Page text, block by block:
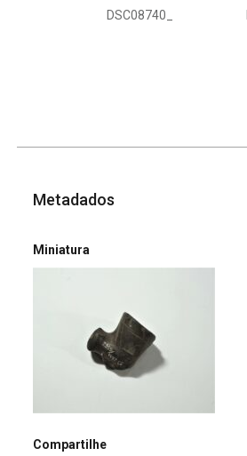
DSC08740_
Metadados
Miniatura
Compartilhe